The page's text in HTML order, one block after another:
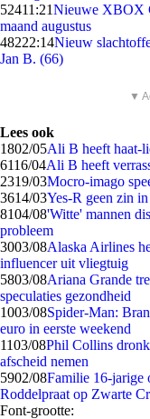
52411:21Nieuwe XBOX
maand augustus
48222:14Nieuw
Jan B. (66)
▼
Lees ook
1802/05Ali B heeft haat-
6116/04Ali B heeft
2319/03Mocro-imago
3614/03Yes-R geen zin
8104/08'Witte' mannen
probleem
3003/08Alaska Airlines
influencer uit vliegtuig
5803/08Ariana Grande
speculaties gezondheid
1003/08Spider-Man:
euro in eerste weekend
1103/08Phil Collins
afscheid nemen
5902/08Familie 16-jarige
Roddelpraat op Zwarte
Font-grootte: